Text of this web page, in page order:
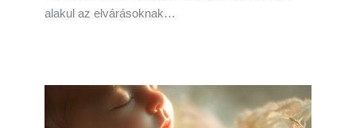
alakul az elvárásoknak…